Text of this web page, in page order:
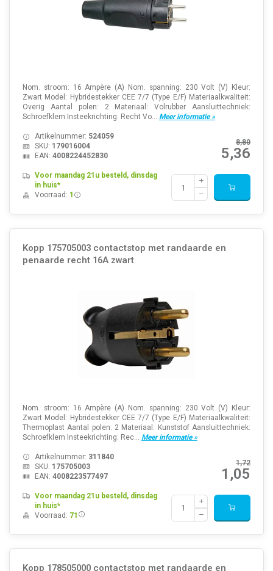
Nom. stroom: 16 Ampère (A) Nom. spanning: 230 Volt (V) Kleur:
Zwart Model: Hybridestekker CEE 7/7 (Type E/F) Materiaalkwaliteit:
Overig Aantal polen: 2 Materiaal: Volrubber Aansluittechniek:
Schroefklem Insteekrichting: Recht Vo... Meer informatie »
8,80
5,36
Artikelnummer: 524059
SKU: 179016004
EAN: 4008224452830
Voor maandag 21u besteld, dinsdag
in huis*
Voorraad: 1
Kopp 175705003 contactstop met randaarde en
penaarde recht 16A zwart
Nom. stroom: 16 Ampère (A) Nom. spanning: 230 Volt (V) Kleur:
Zwart Model: Hybridestekker CEE 7/7 (Type E/F) Materiaalkwaliteit:
Thermoplast Aantal polen: 2 Materiaal: Kunststof Aansluittechniek:
Schroefklem Insteekrichting: Rec... Meer informatie »
1,72
1,05
Artikelnummer: 311840
SKU: 175705003
EAN: 4008223577497
Voor maandag 21u besteld, dinsdag
in huis*
Voorraad: 71
Kopp 178505000 contactstop met randaarde en